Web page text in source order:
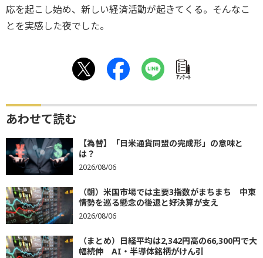
応を起こし始め、新しい経済活動が起きてくる。そんなこ
とを実感した夜でした。
ｱﾝｹｰﾄ
あわせて読む
【為替】「日米通貨同盟の完成形」の意味と
は？
2026/08/06
（朝）米国市場では主要3指数がまちまち 中東
情勢を巡る懸念の後退と好決算が支え
2026/08/06
（まとめ）日経平均は2,342円高の66,300円で大
幅続伸 AI・半導体銘柄がけん引